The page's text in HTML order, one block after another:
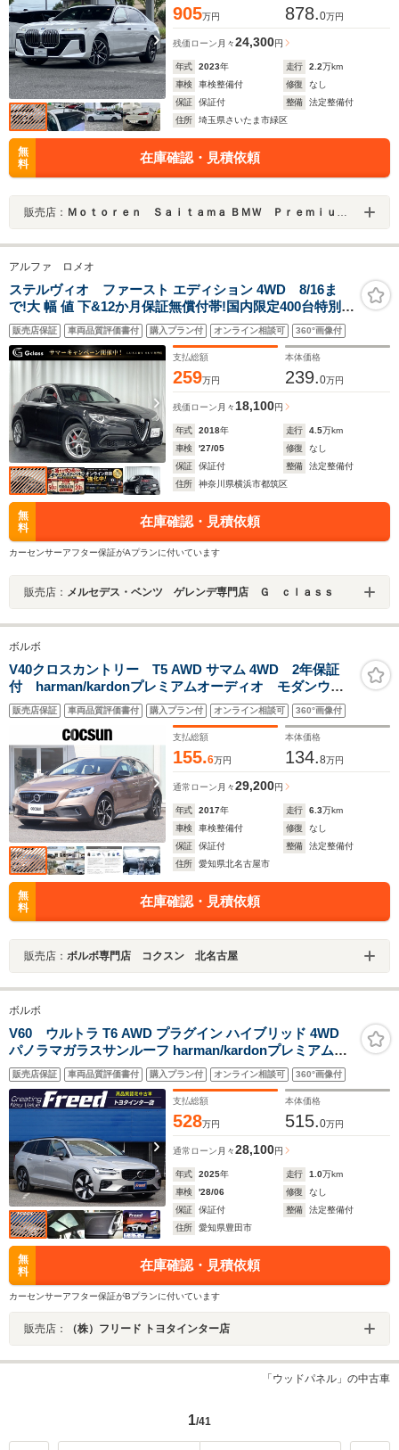
905万円 878.0万円
残価ローン 月々24,300円
年式 2023年 走行 2.2万km
車検
車検整備付 修復
なし
保証
保証付 整備
法定整備付
住所
埼玉県さいたま市緑区
無
料
在庫確認・見積依頼
販売店： Ｍｏｔｏｒｅｎ Ｓａｉｔａｍａ ＢＭＷ Ｐｒｅｍｉｕｍ Ｓｅｌｅｃｔｉｏｎ 浦和美園
アルファ ロメオ
ステルヴィオ ファースト エディション 4WD 8/16ま
で!大 幅 値 下&12か月保証無償付帯!国内限定400台特別仕
様車 280ps 専用20インチ5ツインスポークAW ハーマンカ
ードン レッドブレーキ プレミアムレザーシート ウッドパ
ネル ACC パワーバックドア
販売店保証 車両品質評価書付 購入プラン付 オンライン相談可 360°画像付
支払総額
259万円
本体価格
239.0万円
残価ローン 月々 18,100円
年式 2018年 走行 4.5万km
車検
'27/05 修復
なし
保証
保証付 整備
法定整備付
住所
神奈川県横浜市都筑区
無
料
在庫確認・見積依頼
カーセンサーアフター保証がAプランに付いています
販売店： メルセデス・ベンツ ゲレンデ専門店 Ｇ ｃｌａｓｓ
ボルボ
V40クロスカントリー T5 AWD サマム 4WD 2年保証
付 harman/kardonプレミアムオーディオ モダンウッ
ドパネル アイドリングストップ 本革シート シート
ヒーター ナビゲーション リアビューカメラ 17イン
チアルミホイール 禁煙車
販売店保証 車両品質評価書付 購入プラン付 オンライン相談可 360°画像付
支払総額
155.6万円
本体価格
134.8万円
通常ローン 月々29,200円
年式 2017年 走行 6.3万km
車検
車検整備付 修復
なし
保証
保証付 整備
法定整備付
住所
愛知県北名古屋市
無
料
在庫確認・見積依頼
販売店： ボルボ専門店 コクスン 北名古屋
ボルボ
V60 ウルトラ T6 AWD プラグイン ハイブリッド 4WD
パノラマガラスサンルーフ harman/kardonプレミアムサ
ウンド Googleナビ 360°カメラ ベンチレーション機能 マ
ッサージ機能 フロアマット フルセグTV ファインナッパ
レザーシート クリスタルシフトノブ 禁煙 1オナ車
販売店保証 車両品質評価書付 購入プラン付 オンライン相談可 360°画像付
支払総額
528万円
本体価格
515.0万円
通常ローン 月々28,100円
年式 2025年 走行 1.0万km
車検
'28/06 修復
なし
保証
保証付 整備
法定整備付
住所
愛知県豊田市
無
料
在庫確認・見積依頼
カーセンサーアフター保証がBプランに付いています
販売店： （株）フリード トヨタインター店
「ウッドパネル」の中古車
1/41